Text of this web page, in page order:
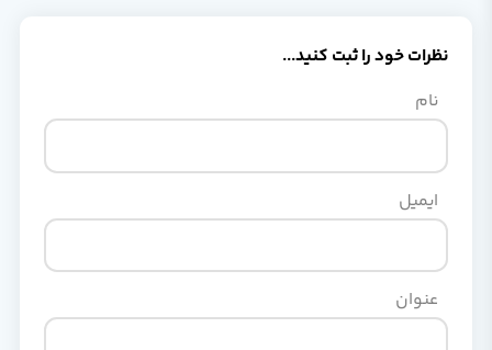
نظرات خود را ثبت کنید...
نام
ایمیل
عنوان